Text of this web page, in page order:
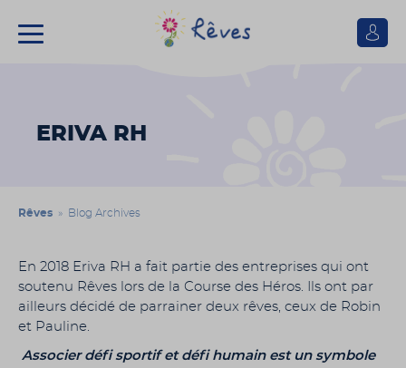
Se
ERIVA RH
Rêves » Blog Archives
En 2018 Eriva RH a fait partie des entreprises qui ont
soutenu Rêves lors de la Course des Héros. Ils ont par
ailleurs décidé de parrainer deux rêves, ceux de Robin
et Pauline.
Associer défi sportif et défi humain est un symbole